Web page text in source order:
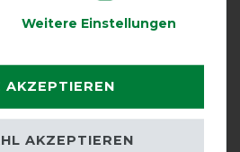
Weitere Einstellungen
AKZEPTIEREN
AKZEPTIEREN